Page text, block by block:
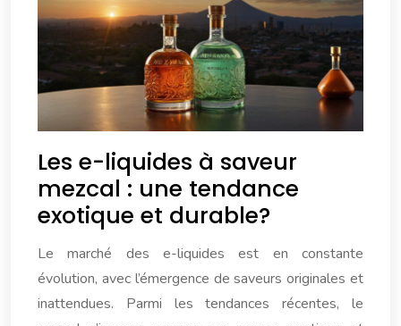
Les e-liquides à saveur
mezcal : une tendance
exotique et durable?
Le marché des e-liquides est en constante
évolution, avec l’émergence de saveurs originales et
inattendues. Parmi les tendances récentes, le